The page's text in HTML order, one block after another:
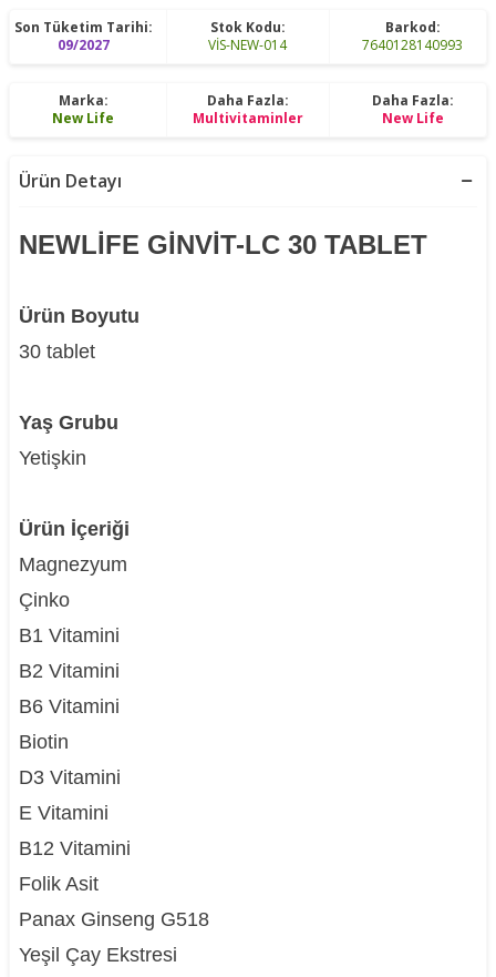
Son Tüketim Tarihi:
09/2027
Stok Kodu:
VİS-NEW-014
Barkod:
7640128140993
Marka:
New Life
Daha Fazla:
Multivitaminler
Daha Fazla:
New Life
Ürün Detayı
NEWLİFE GİNVİT-LC 30 TABLET
Ürün Boyutu
30 tablet
Yaş Grubu
Yetişkin
Ürün İçeriği
Magnezyum
Çinko
B1 Vitamini
B2 Vitamini
B6 Vitamini
Biotin
D3 Vitamini
E Vitamini
B12 Vitamini
Folik Asit
Panax Ginseng G518
Yeşil Çay Ekstresi